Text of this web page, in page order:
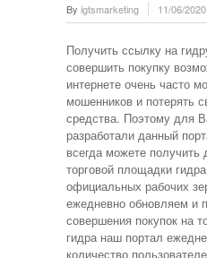
By igtsmarketing 11/06/2020
Получить ссылку на
совершить покупку
интернете очень часто
мошенников и потерять
средства. Поэтому для
разработали данный
всегда можете получить
торговой площадки
официальных рабочих
ежедневно обновляем и
совершения покупок на
гидра наш портал
количество